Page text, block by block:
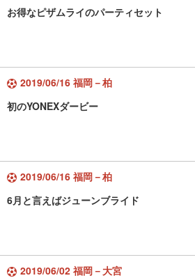
お得なピザムライのパーティセット
2019/06/16 福岡－柏
初のYONEXダービー
2019/06/16 福岡－柏
6月と言えばジューンブライド
2019/06/02 福岡－大宮